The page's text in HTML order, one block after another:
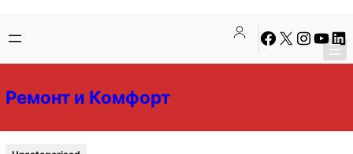
содержимому
содержимому
Facebook
X Instagram
Ремонт и Комфорт